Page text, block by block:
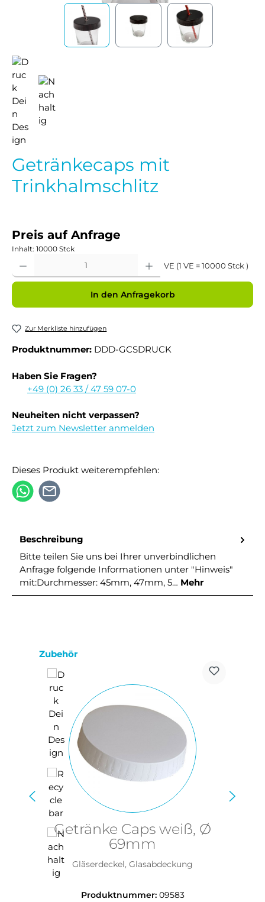
Getränkecaps mit
Trinkhalmschlitz
Preis auf Anfrage
Inhalt: 10000 Stck
VE (1 VE = 10000 Stck )
In den Anfragekorb
Zur Merkliste hinzufügen
Produktnummer: DDD-GCSDRUCK
Haben Sie Fragen?
+49 (0) 26 33 / 47 59 07-0
Neuheiten nicht verpassen?
Jetzt zum Newsletter anmelden
Dieses Produkt weiterempfehlen:
Beschreibung
Bitte teilen Sie uns bei Ihrer unverbindlichen
Anfrage folgende Informationen unter "Hinweis"
mit:Durchmesser: 45mm, 47mm, 5… Mehr
Produktgalerie überspringen
Zubehör
Getränke Caps weiß, Ø
69mm
Gläserdeckel, Glasabdeckung
Produktnummer: 09583